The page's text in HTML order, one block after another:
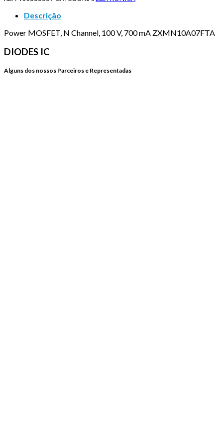
Descrição
Power MOSFET, N Channel, 100 V, 700 mA ZXMN10A07FTA
DIODES IC
Alguns dos nossos Parceiros e Representadas